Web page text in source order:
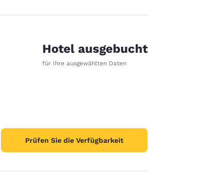
Hotel ausgebucht
für Ihre ausgewählten Daten
Prüfen Sie die Verfügbarkeit